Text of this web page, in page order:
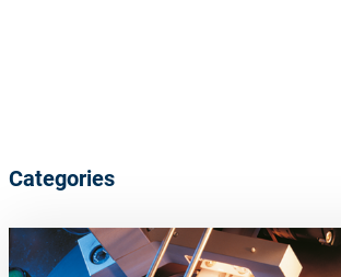
Categories